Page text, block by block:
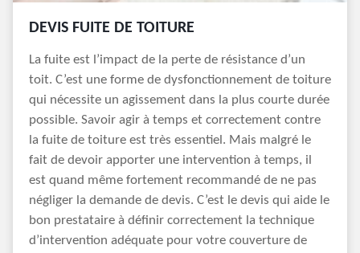
DEVIS FUITE DE TOITURE
La fuite est l’impact de la perte de résistance d’un
toit. C’est une forme de dysfonctionnement de toiture
qui nécessite un agissement dans la plus courte durée
possible. Savoir agir à temps et correctement contre
la fuite de toiture est très essentiel. Mais malgré le
fait de devoir apporter une intervention à temps, il
est quand même fortement recommandé de ne pas
négliger la demande de devis. C’est le devis qui aide le
bon prestataire à définir correctement la technique
d’intervention adéquate pour votre couverture de